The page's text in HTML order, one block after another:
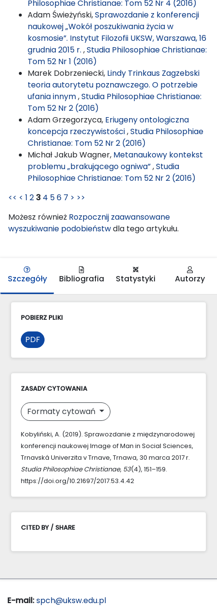
Philosophiae Christianae: Tom 52 Nr 4 (2016)
Adam Świeżyński,Sprawozdanie z konferencji
naukowej „Wokół poszukiwania życia w
kosmosie”. Instytut Filozofii UKSW, Warszawa, 16
grudnia 2015 r. ,Studia Philosophiae Christianae:
Tom 52 Nr 1 (2016)
Marek Dobrzeniecki, Lindy Trinkaus Zagzebski
teoria autorytetu poznawczego. O potrzebie
ufania innym,Studia Philosophiae Christianae:
Tom 52 Nr 2 (2016)
Adam Grzegorzyca, Eriugeny ontologiczna
koncepcja rzeczywistości,Studia Philosophiae
Christianae: Tom 52 Nr 2 (2016)
Michał Jakub Wagner, Metanaukowy kontekst
problemu „brakującego ogniwa”,Studia
Philosophiae Christianae: Tom 52 Nr 2 (2016)
<< < 1 2 3 4 56 7 > >>
Możesz również Rozpocznij zaawansowane
wyszukiwanie podobieństwdla tego artykułu.
Szczegóły Bibliografia Statystyki Autorzy
POBIERZ PLIKI
PDF
ZASADY CYTOWANIA
Formaty cytowań
Kobyliński, A. (2019). Sprawozdanie z międzynarodowej
konferencji naukowej Image of Man in Social Sciences,
Trnavská Univerzita v Trnave, Trnawa, 30 marca 2017 r.
Studia Philosophiae Christianae, 53(4), 151–159.
https://doi.org/10.21697/2017.53.4.42
CITED BY / SHARE
E-mail:spch@uksw.edu.pl